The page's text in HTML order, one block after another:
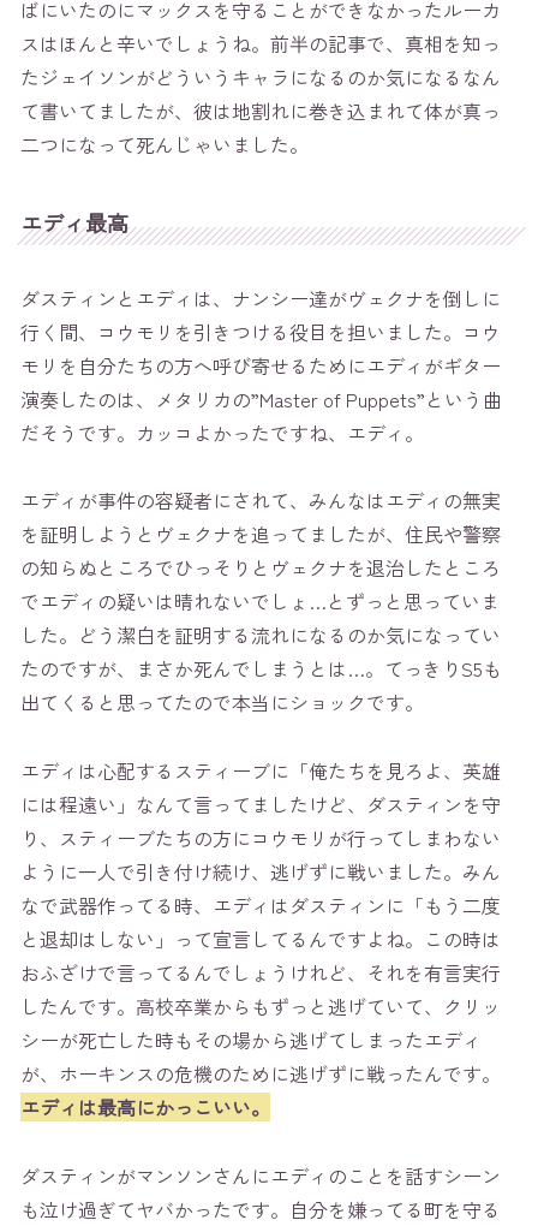
ばにいたのにマックスを守ることができなかったルーカ
スはほんと辛いでしょうね。前半の記事で、真相を知っ
たジェイソンがどういうキャラになるのか気になるなん
て書いてましたが、彼は地割れに巻き込まれて体が真っ
二つになって死んじゃいました。
エディ最高
ダスティンとエディは、ナンシー達がヴェクナを倒しに
行く間、コウモリを引きつける役目を担いました。コウ
モリを自分たちの方へ呼び寄せるためにエディがギター
演奏したのは、メタリカの”Master of Puppets”という曲
だそうです。カッコよかったですね、エディ。
エディが事件の容疑者にされて、みんなはエディの無実
を証明しようとヴェクナを追ってましたが、住民や警察
の知らぬところでひっそりとヴェクナを退治したところ
でエディの疑いは晴れないでしょ…とずっと思っていま
した。どう潔白を証明する流れになるのか気になってい
たのですが、まさか死んでしまうとは…。てっきりS5も
出てくると思ってたので本当にショックです。
エディは心配するスティーブに「俺たちを見ろよ、英雄
には程遠い」なんて言ってましたけど、ダスティンを守
り、スティーブたちの方にコウモリが行ってしまわない
ように一人で引き付け続け、逃げずに戦いました。みん
なで武器作ってる時、エディはダスティンに「もう二度
と退却はしない」って宣言してるんですよね。この時は
おふざけで言ってるんでしょうけれど、それを有言実行
したんです。高校卒業からもずっと逃げていて、クリッ
シーが死亡した時もその場から逃げてしまったエディ
が、ホーキンスの危機のために逃げずに戦ったんです。
エディは最高にかっこいい。
ダスティンがマンソンさんにエディのことを話すシーン
も泣け過ぎてヤバかったです。自分を嫌ってる町を守る